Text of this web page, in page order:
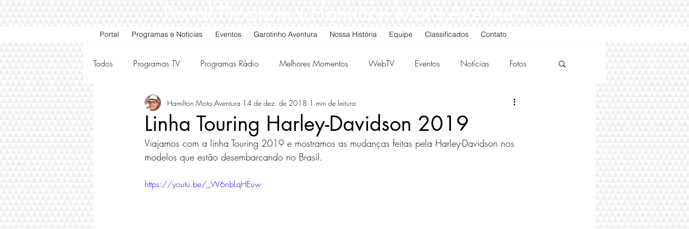
Portal Programas e Notícias Eventos Garotinho Aventura Nossa História Equipe Classificados Contato
Todos Programas TV Programas Rádio Melhores Momentos WebTV Eventos Notícias Fotos
Motos e Carros Antigos Amigos da Quarta Classificados
Linha Touring Harley-Davidson 2019
Hamilton Moto Aventura 14 de dez. de 2018 1 min de leitura
Viajamos com a linha Touring 2019 e mostramos as mudanças feitas pela Harley-Davidson nos
modelos que estão desembarcando no Brasil.
https://youtu.be/_W6nbLqHEuw